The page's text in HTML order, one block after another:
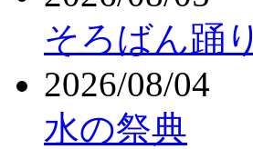
そろばん踊り
2026/08/04
水の祭典